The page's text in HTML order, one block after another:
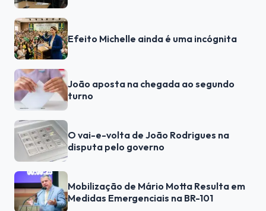
Efeito Michelle ainda é uma incógnita
João aposta na chegada ao segundo
turno
O vai-e-volta de João Rodrigues na
disputa pelo governo
Mobilização de Mário Motta Resulta em
Medidas Emergenciais na BR-101